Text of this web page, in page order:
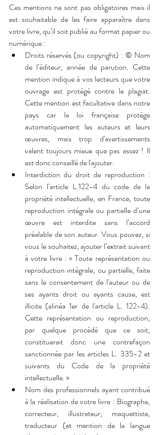
Ces mentions ne sont pas obligatoires mais il
est souhaitable de les faire apparaître dans
votre livre, qu’il soit publié au format papier ou
numérique :
Droits réservés (ou copyright) : © Nom
de l’éditeur, année de parution. Cette
mention indique à vos lecteurs que votre
ouvrage est protégé contre le plagiat.
Cette mention est facultative dans notre
pays car la loi française protège
automatiquement les auteurs et leurs
œuvres, mais trop d'avertissements
valent toujours mieux que pas assez ! Il
est donc conseillé de l'ajouter.
Interdiction du droit de reproduction :
Selon l’article L.122-4 du code de la
propriété intellectuelle, en France, toute
reproduction intégrale ou partielle d’une
œuvre est interdite sans l’accord
préalable de son auteur. Vous pouvez, si
vous le souhaitez, ajouter l’extrait suivant
à votre livre : « Toute représentation ou
reproduction intégrale, ou partielle, faite
sans le consentement de l'auteur ou de
ses ayants droit ou ayants cause, est
illicite (alinéa 1er de l'article L. 122-4).
Cette représentation ou reproduction,
par quelque procédé que ce soit,
constituerait donc une contrefaçon
sanctionnée par les articles L. 335-2 et
suivants du Code de la propriété
intellectuelle. »
Nom des professionnels ayant contribué
à la réalisation de votre livre : Biographe,
correcteur, illustrateur, maquettiste,
traducteur (et mention de la langue